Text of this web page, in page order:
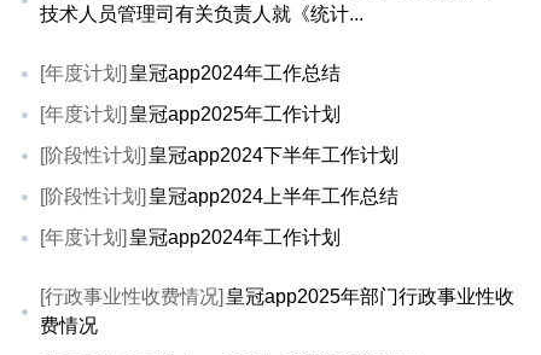
技术人员管理司有关负责人就《统计...
[年度计划] 皇冠app2024年工作总结
[年度计划] 皇冠app2025年工作计划
[阶段性计划] 皇冠app2024下半年工作计划
[阶段性计划] 皇冠app2024上半年工作总结
[年度计划] 皇冠app2024年工作计划
[行政事业性收费情况] 皇冠app2025年部门行政事业性收
费情况